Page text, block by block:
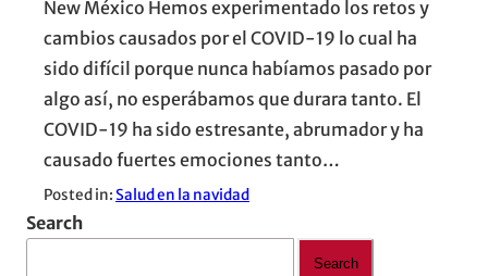
New México Hemos experimentado los retos y
cambios causados por el COVID-19 lo cual ha
sido difícil porque nunca habíamos pasado por
algo así, no esperábamos que durara tanto. El
COVID-19 ha sido estresante, abrumador y ha
causado fuertes emociones tanto…
Posted in:Salud en la navidad
Search
Search